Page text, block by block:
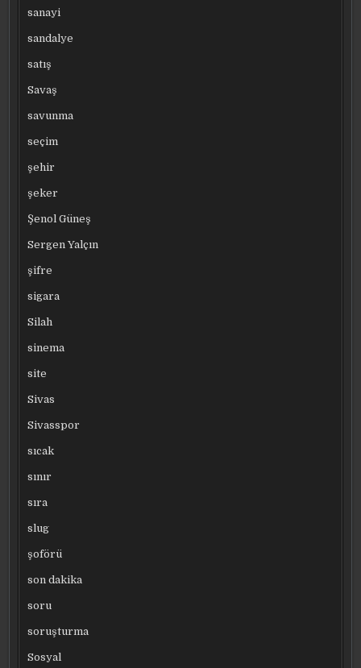
sanayi
sandalye
satış
Savaş
savunma
seçim
şehir
şeker
Şenol Güneş
Sergen Yalçın
şifre
sigara
Silah
sinema
site
Sivas
Sivasspor
sıcak
sınır
sıra
slug
şoförü
son dakika
soru
soruşturma
Sosyal